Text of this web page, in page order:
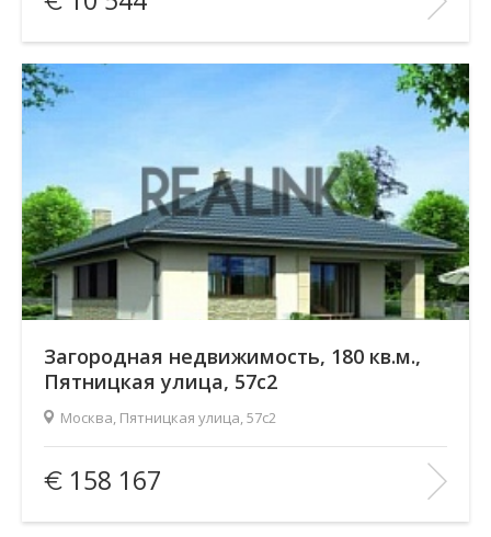
Количество комнат:
—
Этаж:
—/—
Загородная недвижимость, 180 кв.м.,
Пятницкая улица, 57с2
Москва, Пятницкая улица, 57с2
Площадь(общ. /жил. /кухня), м2:
180/—/—
Количество комнат:
6
Этаж:
2/2
158 167